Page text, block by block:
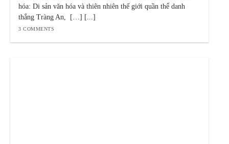
hóa: Di sản văn hóa và thiên nhiên thế giới quần thể danh
thắng Tràng An, […] [...]
3 COMMENTS